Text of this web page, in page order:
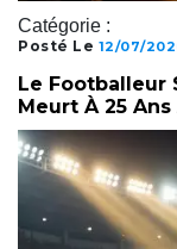
Catégorie :
Posté Le 12/07/
Le Footballeur
Meurt À 25